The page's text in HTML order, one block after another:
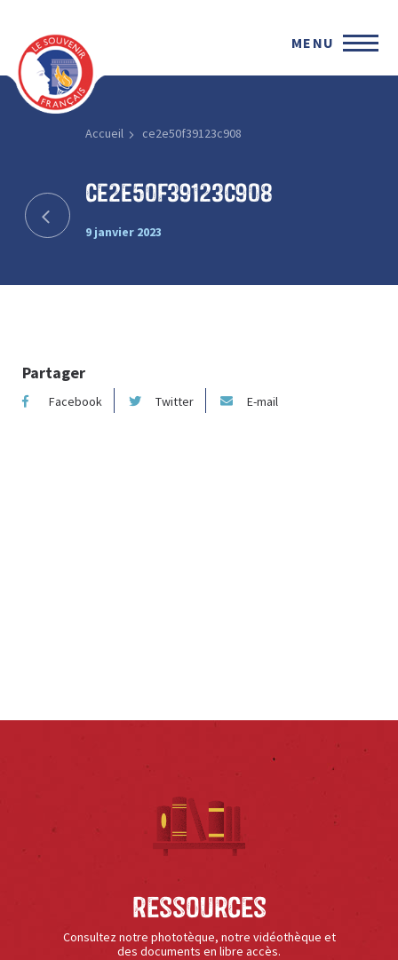
MENU
Accueil ce2e50f39123c908
ce2e50f39123c908
9 janvier 2023
Partager
Facebook Twitter E-mail
Ressources
Consultez notre phototèque, notre vidéothèque et
des documents en libre accès.